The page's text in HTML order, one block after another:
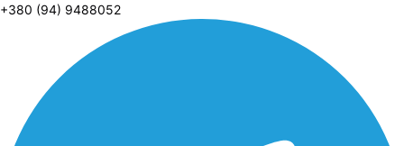
+380 (94) 9488052